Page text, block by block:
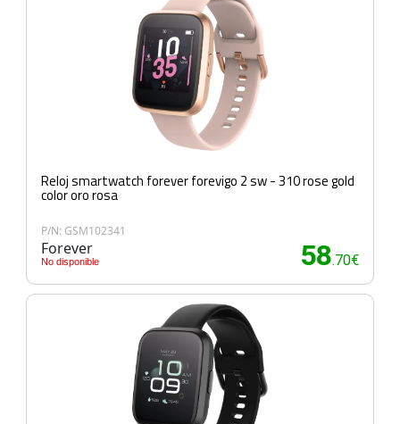
Reloj smartwatch forever forevigo 2 sw - 310 rose gold
color oro rosa
P/N: GSM102341
Forever
No disponible 58.70€